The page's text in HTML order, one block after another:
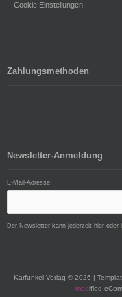
Cookie Einstellungen
Zahlungsmethoden
Newsletter-Anmeldung
E-Mail-Adresse:
Der Newsletter kann jederzeit hier oder
Karfunkel-Verlag © 2026 |
modified